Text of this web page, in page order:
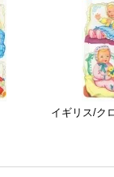
イギリス/ク